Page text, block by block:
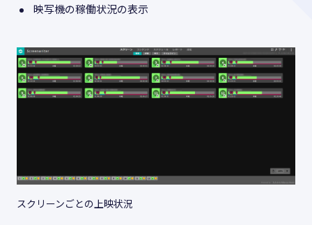
映写機の稼働状況の表示
スクリーンごとの上映状況